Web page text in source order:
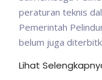
peraturan teknis
Pemerintah
belum juga
Lihat